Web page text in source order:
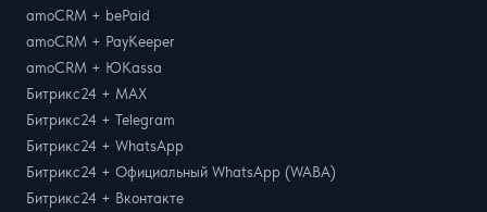
amoCRM + bePaid
amoCRM + PayKeeper
amoCRM + ЮKassa
Битрикс24 + MAX
Битрикс24 + Telegram
Битрикс24 + WhatsApp
Битрикс24 + Официальный WhatsApp (WABA)
Битрикс24 + Вконтакте